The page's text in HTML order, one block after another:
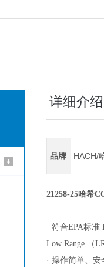
详细介绍
品牌 HACH/
21258-25哈希
· 符合EPA标准
Low Range （
· 操作简单、安